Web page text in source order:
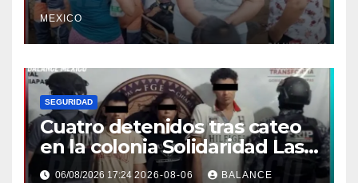
MEXICO
SEGURIDAD
Cuatro detenidos tras cateo
en la colonia Solidaridad Las
Vegas de Tapachula
06/08/2026 17:242026-08-06 BALANCE